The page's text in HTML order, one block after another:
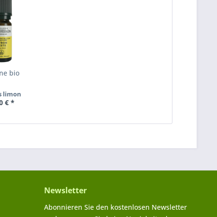
bio
limon
10 ml
€ *
Newsletter
Abonnieren Sie den kostenlosen Newsletter